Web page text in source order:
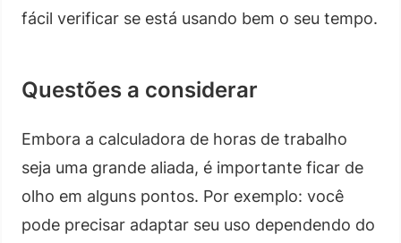
fácil verificar se está usando bem o seu tempo.
Questões a considerar
Embora a calculadora de horas de trabalho
seja uma grande aliada, é importante ficar de
olho em alguns pontos. Por exemplo: você
pode precisar adaptar seu uso dependendo do